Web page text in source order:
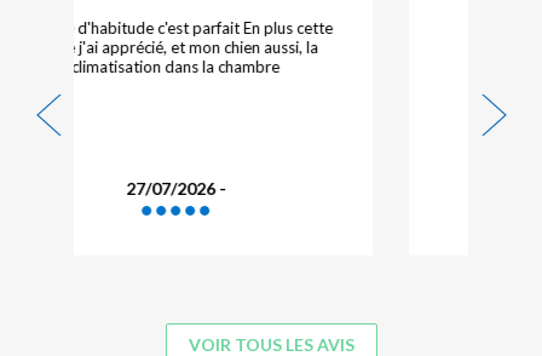
Tres satisfait de mon séjour
17/07/2026 -
VOIR TOUS LES AVIS